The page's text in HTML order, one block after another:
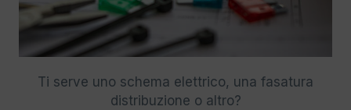
Ti serve uno schema elettrico, una fasatura
distribuzione o altro?